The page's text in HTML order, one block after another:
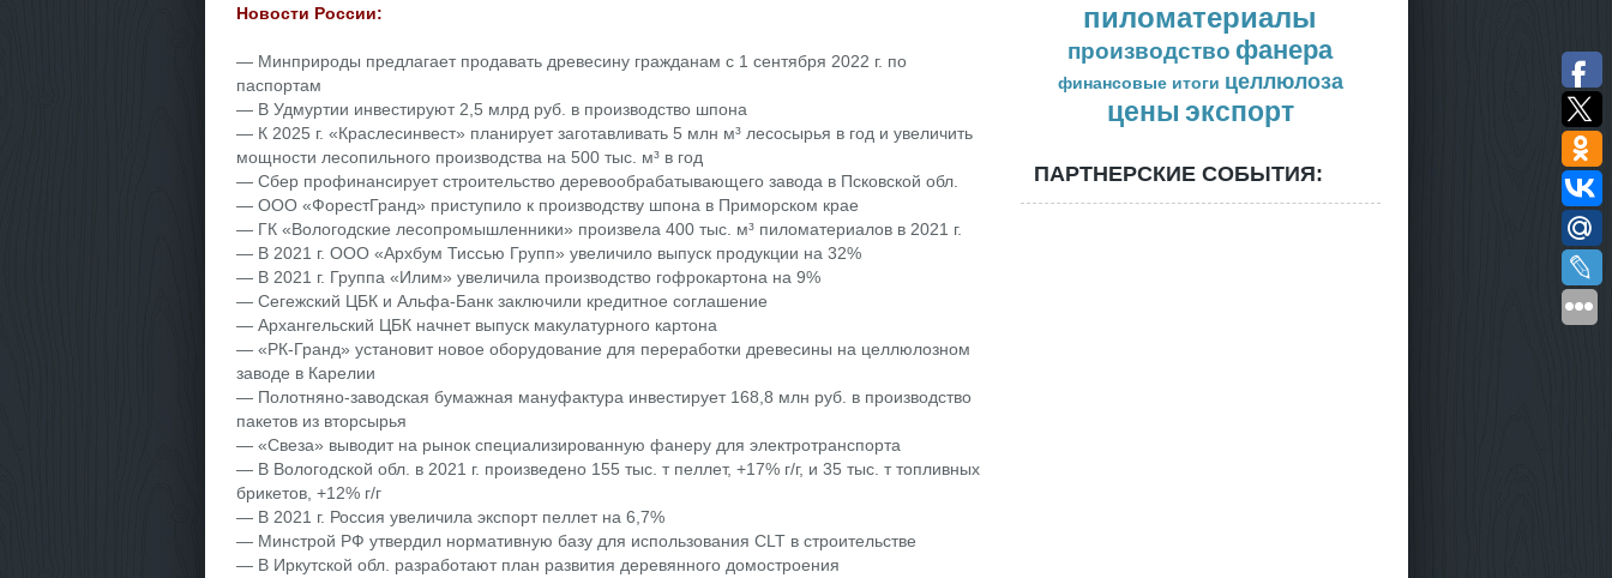
Новости России:
— Минприроды предлагает продавать древесину гражданам с 1 сентября 2022 г. по
паспортам
— В Удмуртии инвестируют 2,5 млрд руб. в производство шпона
— К 2025 г. «Краслесинвест» планирует заготавливать 5 млн м³ лесосырья в год и увеличить
мощности лесопильного производства на 500 тыс. м³ в год
— Сбер профинансирует строительство деревообрабатывающего завода в Псковской обл.
— ООО «ФорестГранд» приступило к производству шпона в Приморском крае
— ГК «Вологодские лесопромышленники» произвела 400 тыс. м³ пиломатериалов в 2021 г.
— В 2021 г. ООО «Архбум Тиссью Групп» увеличило выпуск продукции на 32%
— В 2021 г. Группа «Илим» увеличила производство гофрокартона на 9%
— Сегежский ЦБК и Альфа-Банк заключили кредитное соглашение
— Архангельский ЦБК начнет выпуск макулатурного картона
— «РК-Гранд» установит новое оборудование для переработки древесины на целлюлозном
заводе в Карелии
— Полотняно-заводская бумажная мануфактура инвестирует 168,8 млн руб. в производство
пакетов из вторсырья
— «Свеза» выводит на рынок специализированную фанеру для электротранспорта
— В Вологодской обл. в 2021 г. произведено 155 тыс. т пеллет, +17% г/г, и 35 тыс. т топливных
брикетов, +12% г/г
— В 2021 г. Россия увеличила экспорт пеллет на 6,7%
— Минстрой РФ утвердил нормативную базу для использования CLT в строительстве
— В Иркутской обл. разработают план развития деревянного домостроения
пиломатериалы
производство фанера
финансовые итоги целлюлоза
цены экспорт
ПАРТНЕРСКИЕ СОБЫТИЯ: